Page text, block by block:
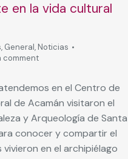
en la vida cultural
, General, Noticias
comment
en el Centro de
de Acamán visitaron el
y Arqueología de Santa
conocer y compartir el
en el archipiélago